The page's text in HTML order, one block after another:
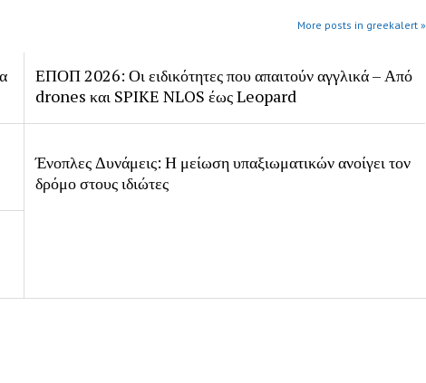
More posts in greekalert »
ΕΠΟΠ 2026: Οι ειδικότητες που απαιτούν αγγλικά – Από
drones και SPIKE NLOS έως Leopard
Ένοπλες Δυνάμεις: Η μείωση υπαξιωματικών ανοίγει τον
δρόμο στους ιδιώτες